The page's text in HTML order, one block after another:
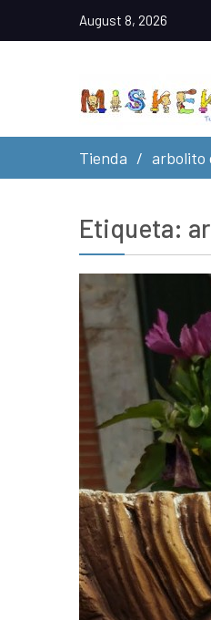
August 8, 2026
Tienda arbolito
Etiqueta: